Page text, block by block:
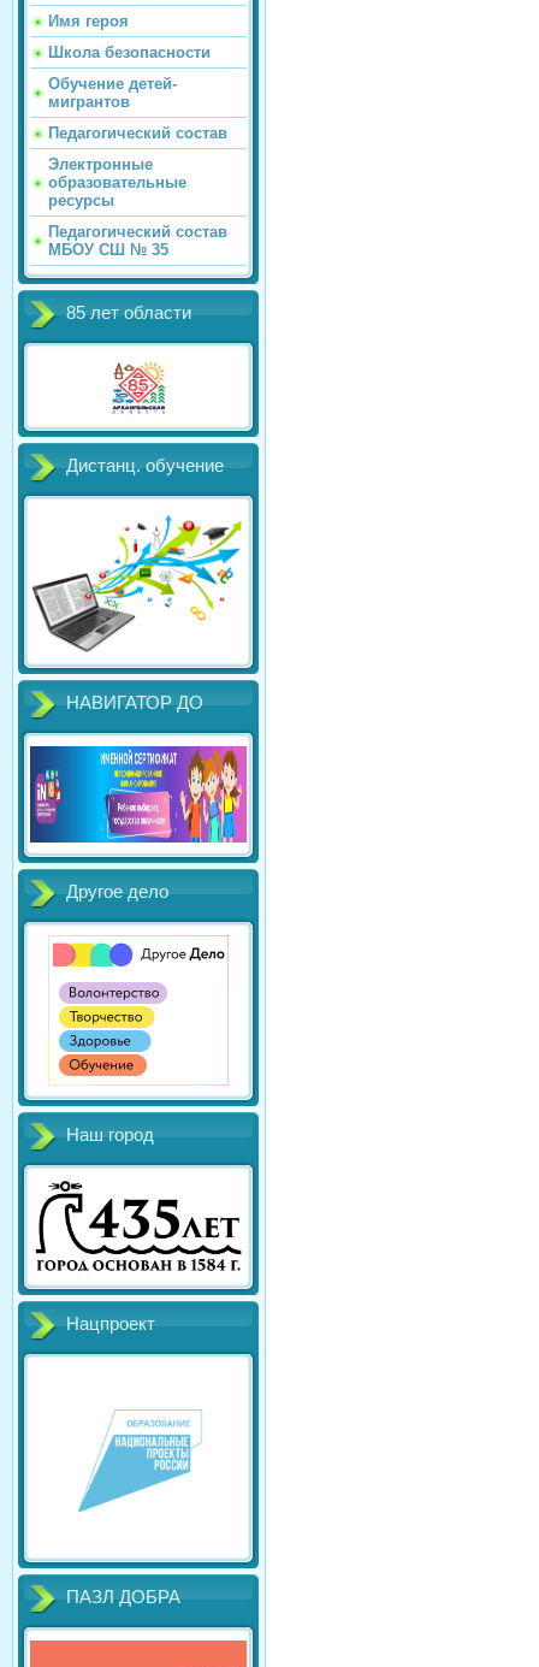
Имя героя
Школа безопасности
Обучение детей-
мигрантов
Педагогический состав
Электронные
образовательные
ресурсы
Педагогический состав
МБОУ СШ № 35
85 лет области
Дистанц. обучение
НАВИГАТОР ДО
Другое дело
Наш город
Нацпроект
ПАЗЛ ДОБРА